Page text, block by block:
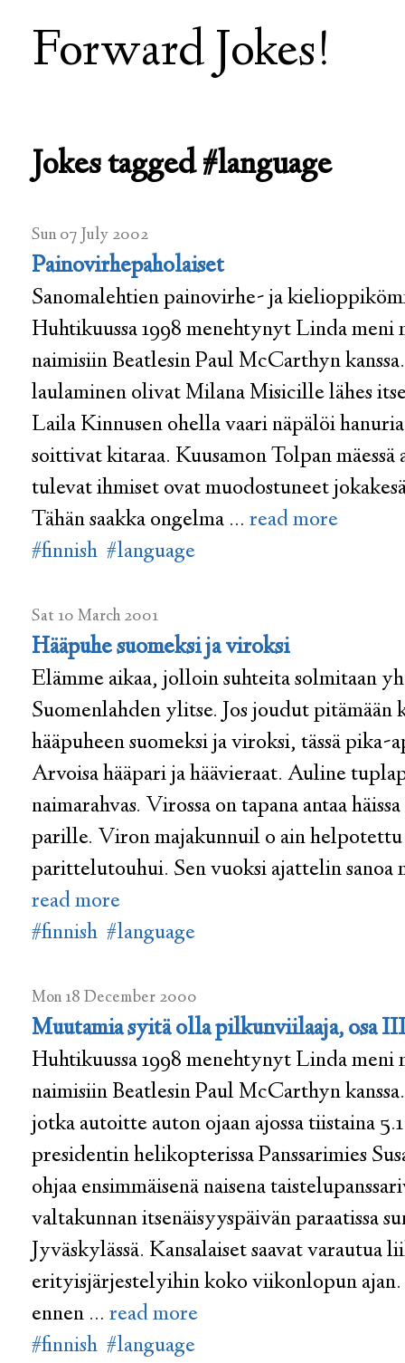
Forward Jokes!
Jokes tagged #language
Sun 07 July 2002
Painovirhepaholaiset
Sanomalehtien painovirhe- ja
Huhtikuussa 1998 menehtynyt Linda meni
naimisiin Beatlesin Paul McCarthyn
laulaminen olivat Milana Misicille lähes
Laila Kinnusen ohella vaari näpälöi
soittivat kitaraa. Kuusamon Tolpan mäessä
tulevat ihmiset ovat muodostuneet
Tähän saakka ongelma … read more
#finnish #language
Sat 10 March 2001
Hääpuhe suomeksi ja viroksi
Elämme aikaa, jolloin suhteita solmitaan
Suomenlahden ylitse. Jos joudut pitämään
hääpuheen suomeksi ja viroksi, tässä
Arvoisa hääpari ja häävieraat. Auline
naimarahvas. Virossa on tapana antaa
parille. Viron majakunnuil o ain
parittelutouhui. Sen vuoksi ajattelin sanoa
read more
#finnish #language
Mon 18 December 2000
Muutamia syitä olla pilkunviilaaja, osa III
Huhtikuussa 1998 menehtynyt Linda meni
naimisiin Beatlesin Paul McCarthyn
jotka autoitte auton ojaan ajossa tiistaina
presidentin helikopterissa Panssarimies
ohjaa ensimmäisenä naisena
valtakunnan itsenäisyyspäivän paraatissa
Jyväskylässä. Kansalaiset saavat varautua
erityisjärjestelyihin koko viikonlopun
ennen … read more
#finnish #language